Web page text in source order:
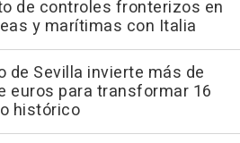
de controles fronterizos en
y marítimas con Italia
de Sevilla invierte más de
euros para transformar 16
histórico